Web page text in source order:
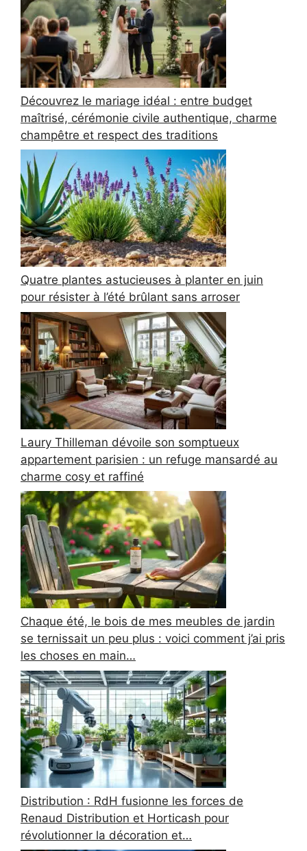
Découvrez le mariage idéal : entre budget
maîtrisé, cérémonie civile authentique, charme
champêtre et respect des traditions
Quatre plantes astucieuses à planter en juin
pour résister à l’été brûlant sans arroser
Laury Thilleman dévoile son somptueux
appartement parisien : un refuge mansardé au
charme cosy et raffiné
Chaque été, le bois de mes meubles de jardin
se ternissait un peu plus : voici comment j’ai pris
les choses en main…
Distribution : RdH fusionne les forces de
Renaud Distribution et Horticash pour
révolutionner la décoration et…